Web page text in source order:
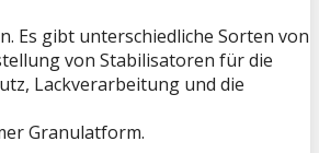
Es gibt unterschiedliche Sorten von
von Stabilisatoren für die
Lackverarbeitung und die
Granulatform.